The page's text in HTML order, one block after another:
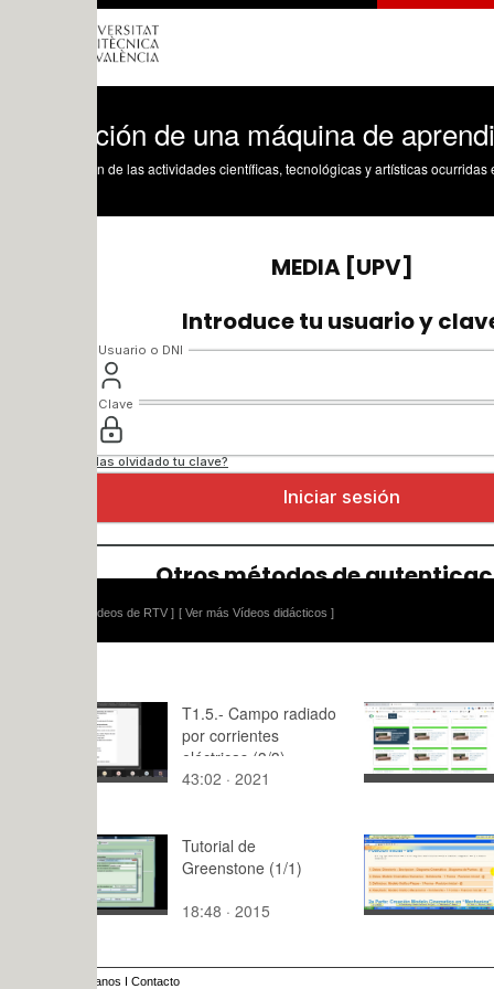
de una máquina de aprendizaje
de las actividades científicas, tecnológicas y artísticas ocurridas en los tres
[ Ver más Vídeos didácticos ]
T1.5.- Campo radiado
por corrientes
eléctricas (3/3)
43:02 · 2021
extraer
un vídeo
14:48 ·
Tutorial de
Greenstone (1/1)
18:48 · 2015
Simulación
con
18
10:06 ·